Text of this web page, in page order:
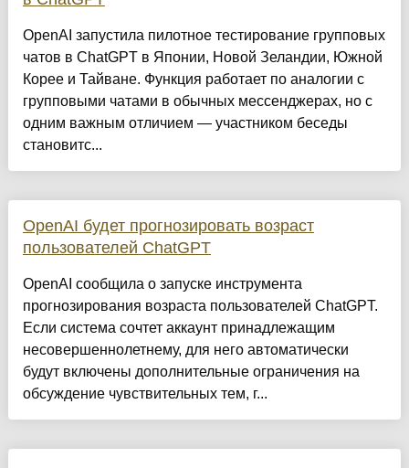
OpenAI запустила пилотное тестирование групповых
чатов в ChatGPT в Японии, Новой Зеландии, Южной
Корее и Тайване. Функция работает по аналогии с
групповыми чатами в обычных мессенджерах, но с
одним важным отличием — участником беседы
становитс...
OpenAI будет прогнозировать возраст
пользователей ChatGPT
OpenAI сообщила о запуске инструмента
прогнозирования возраста пользователей ChatGPT.
Если система сочтет аккаунт принадлежащим
несовершеннолетнему, для него автоматически
будут включены дополнительные ограничения на
обсуждение чувствительных тем, г...